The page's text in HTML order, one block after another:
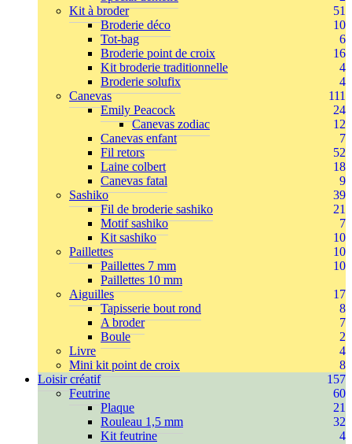
Kit à broder
51
Broderie déco
10
Tot-bag
6
Broderie point de croix
16
Kit broderie traditionnelle
4
Broderie solufix
4
Canevas
111
Emily Peacock
24
Canevas zodiac
12
Canevas enfant
7
Fil retors
52
Laine colbert
18
Canevas fatal
9
Sashiko
39
Fil de broderie sashiko
21
Motif sashiko
7
Kit sashiko
10
Paillettes
10
Paillettes 7 mm
10
Paillettes 10 mm
Aiguilles
17
Tapisserie bout rond
8
A broder
7
Boule
2
Livre
4
Mini kit point de croix
8
Loisir créatif
157
Feutrine
60
Plaque
21
Rouleau 1,5 mm
32
Kit feutrine
4